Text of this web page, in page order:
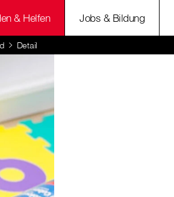
& Helfen Jobs & Bildung
Detail